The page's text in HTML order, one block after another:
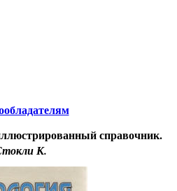
справочник.
К.